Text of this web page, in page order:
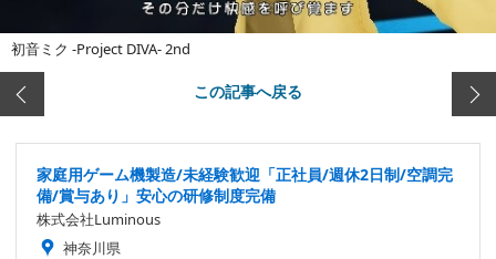
初音ミク -Project DIVA- 2nd
この記事へ戻る
家庭用ゲーム機製造/未経験歓迎「正社員/週休2日制/空調完
備/賞与あり」安心の研修制度完備
株式会社Luminous
神奈川県